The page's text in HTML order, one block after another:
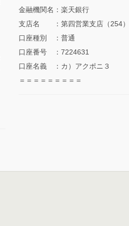
金融機関名：楽天銀行
支店名 ：第四営業支店（254）
口座種別 ：普通
口座番号 ：7224631
口座名義 ：カ）アクポニ３
＝＝＝＝＝＝＝＝＝